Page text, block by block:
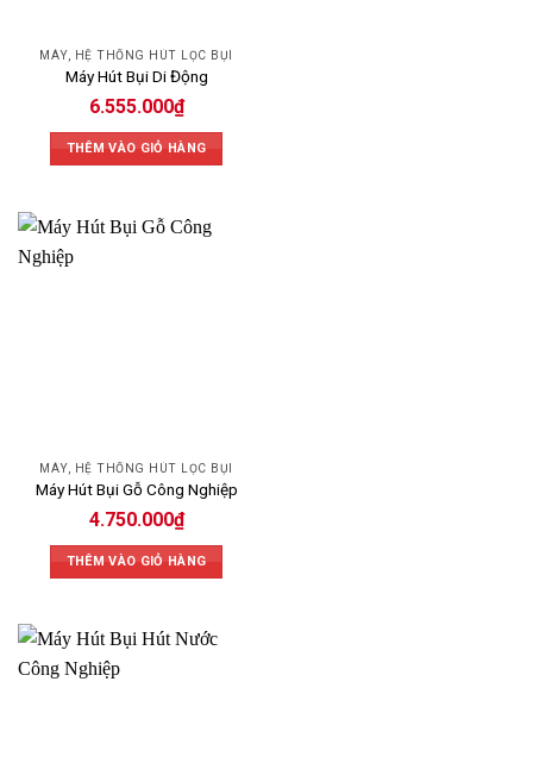
MÁY, HỆ THỐNG HÚT LỌC BỤI
Máy Hút Bụi Di Động
6.555.000₫
THÊM VÀO GIỎ HÀNG
MÁY, HỆ THỐNG HÚT LỌC BỤI
Máy Hút Bụi Gỗ Công Nghiệp
4.750.000₫
THÊM VÀO GIỎ HÀNG